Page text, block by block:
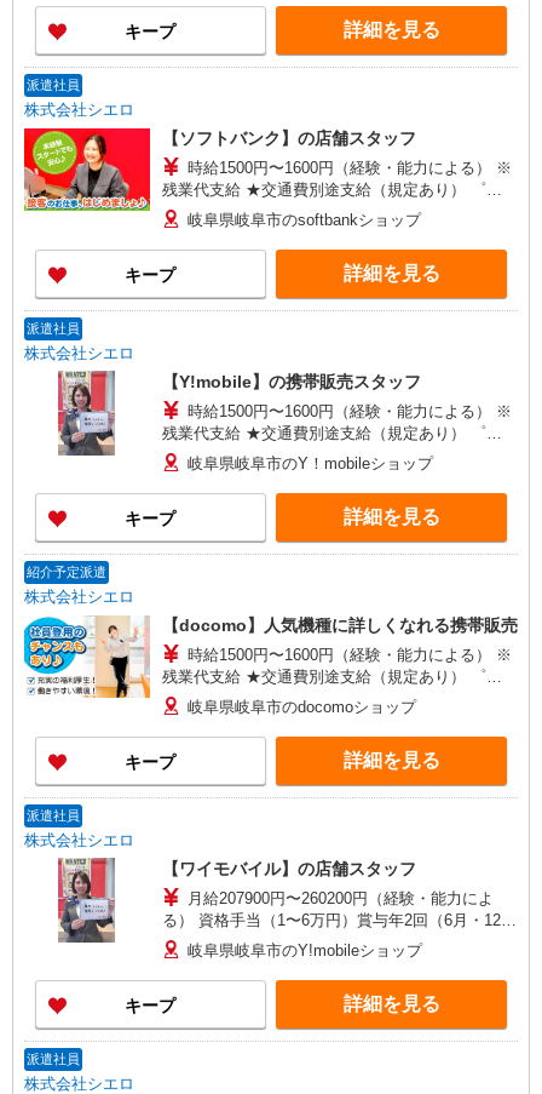
322,000円＋時間外手当 ※時間外勤務手当を月30
時間想定として加えております。 【ソフトバンク
認定資格を取得すると資格手当が追加支給されま
キープ 詳細を見る
派遣社員
株式会社シエロ
【ソフトバンク】の店舗スタッフ
時給1500円〜1600円（経験・能力による） ※
残業代支給 ★交通費別途支給（規定あり） ゜
+゜・。○。・゜+゜・。○。・゜+゜ 入社祝い金10
万円支給(規定有) お友達を紹介頂くと, インセンテ
ィブ支給(規定有) ★月2回払い・週払い可能（規程
有）★ ゜・。○。・゜+゜・。○。・゜+゜
岐阜県岐阜市のsoftbankショップ
キープ 詳細を見る
派遣社員
株式会社シエロ
【Y!mobile】の携帯販売スタッフ
時給1500円〜1600円（経験・能力による） ※
残業代支給 ★交通費別途支給（規定あり） ゜
+゜・。○。・゜+゜・。○。・゜+゜ 入社祝い金10
万円支給(規定有) お友達を紹介頂くと, インセンテ
ィブ支給(規定有) ★月2回払い・週払い可能（規程
有）★ ゜・。○。・゜+゜・。○。・゜+゜
岐阜県岐阜市のY！mobileショップ
キープ 詳細を見る
紹介予定派遣
株式会社シエロ
【docomo】人気機種に詳しくなれる携帯販売
時給1500円〜1600円（経験・能力による） ※
残業代支給 ★交通費別途支給（規定あり） ゜
+゜・。○。・゜+゜・。○。・゜+゜ 入社祝い金10
万円支給(規定有) お友達を紹介頂くと, インセンテ
ィブ支給(規定有) ★月2回払い・週払い可能（規程
有）★ ゜・。○。・゜+゜・。○。・゜+゜
岐阜県岐阜市のdocomoショップ
キープ 詳細を見る
派遣社員
株式会社シエロ
【ワイモバイル】の店舗スタッフ
月給207900円〜260200円（経験・能力によ
る） 資格手当（1〜6万円）賞与年2回（6月・12
月・実績最高5.4カ月分） 未経験から入社半年で
年収400万円以上への昇給実績あり ※残業代支給
★交通費別途支給（規定あり） ゜+゜・。○。・゜
+゜・。○。・゜+゜ 入社祝い金10万円支給(規定
有) お友達を紹介頂くと, インセンティブ支給(規定
岐阜県岐阜市のY!mobileショップ
キープ 詳細を見る
派遣社員
株式会社シエロ